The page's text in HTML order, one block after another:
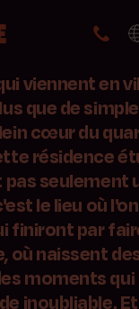
viennent en
que de
cœur du
résidence
pas seulement
le lieu où
finiront par
où naissent
moments
inoubliable.